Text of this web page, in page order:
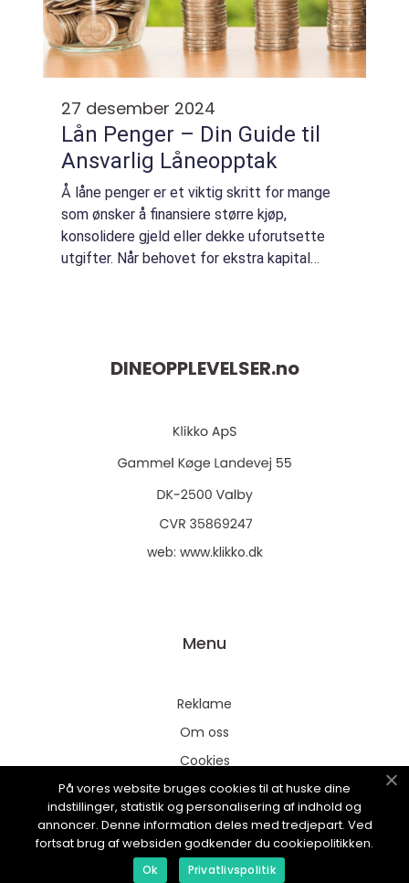
27 desember 2024
Lån Penger – Din Guide til
Ansvarlig Låneopptak
Å låne penger er et viktig skritt for mange
som ønsker å finansiere større kjøp,
konsolidere gjeld eller dekke uforutsette
utgifter. Når behovet for ekstra kapital
DINEOPPLEVELSER.no
web: www.klikko.dk
Menu
Reklame
Om oss
Cookies
Kontakt Oss
Sitemap
På vores website bruges cookies til at huske dine
indstillinger, statistik og personalisering af indhold og
annoncer. Denne information deles med tredjepart. Ved
fortsat brug af websiden godkender du cookiepolitikken.
Ok Privatlivspolitik